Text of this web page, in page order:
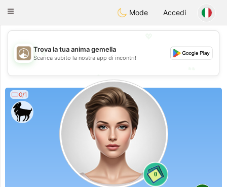
ahebik
Toggle
Mode Accedi
💖
💕
Trova la tua anima gemella
Scarica subito la nostra app di incontri!
0/1
0